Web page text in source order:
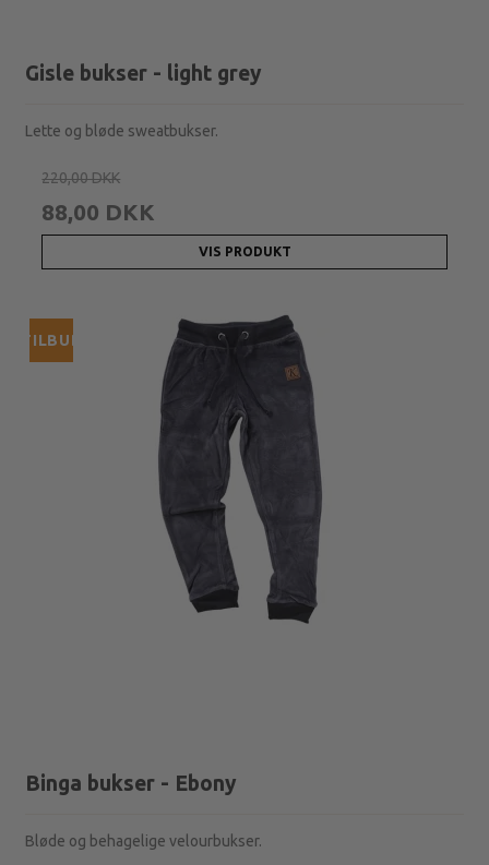
Gisle bukser - light grey
Lette og bløde sweatbukser.
220,00 DKK
88,00 DKK
VIS PRODUKT
TILBUD
Binga bukser - Ebony
Bløde og behagelige velourbukser.